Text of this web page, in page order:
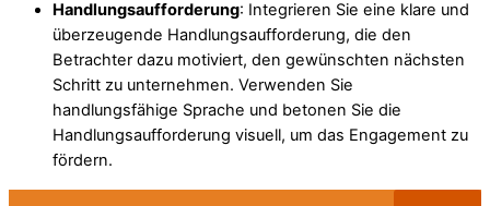
Handlungsaufforderung: Integrieren Sie eine klare und
überzeugende Handlungsaufforderung, die den
Betrachter dazu motiviert, den gewünschten nächsten
Schritt zu unternehmen. Verwenden Sie
handlungsfähige Sprache und betonen Sie die
Handlungsaufforderung visuell, um das Engagement zu
fördern.